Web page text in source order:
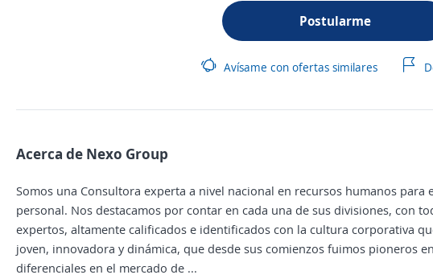
Postularme
Avísame con ofertas similares
Acerca de Nexo Group
Somos una Consultora experta a nivel nacional en recursos humanos
personal. Nos destacamos por contar en cada una de sus divisiones, con
expertos, altamente calificados e identificados con la cultura corporativa
joven, innovadora y dinámica, que desde sus comienzos fuimos pioneros
diferenciales en el mercado de ...